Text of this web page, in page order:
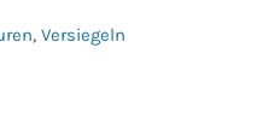
, Versiegeln